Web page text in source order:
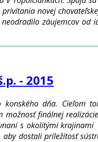
novej
záujemcov od
- 2015
dňa. Cieľom
finálnej
s okolitými
dostali príležitosť